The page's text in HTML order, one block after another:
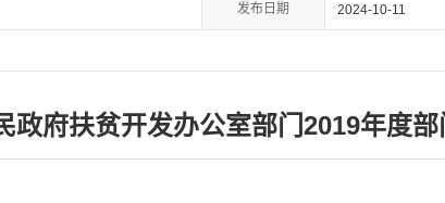
发布日期 2024-10-11
政府扶贫开发办公室部门2019年度